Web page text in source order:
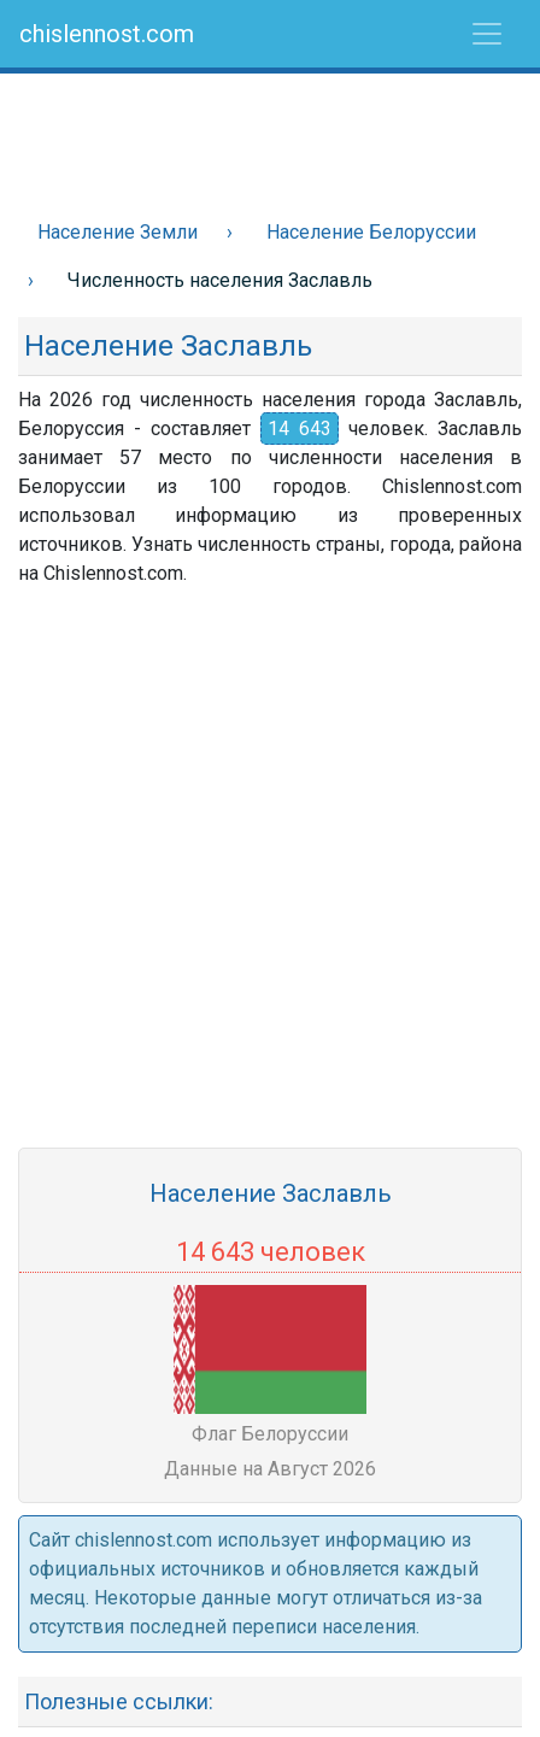
chislennost.com
Население Земли Население Белоруссии
Численность населения Заславль
Население Заславль
На 2026 год численность населения города Заславль,
Белоруссия - составляет
14 643
человек. Заславль
занимает 57 место по численности населения в
Белоруссии из 100 городов. Chislennost.com
использовал информацию из проверенных
источников. Узнать численность страны, города, района
на Chislennost.com.
Население Заславль
14 643 человек
Флаг Белоруссии
Данные на Август 2026
Cайт chislennost.com использует информацию из
официальных источников и обновляется каждый
месяц. Некоторые данные могут отличаться из-за
отсутствия последней переписи населения.
Полезные ссылки: